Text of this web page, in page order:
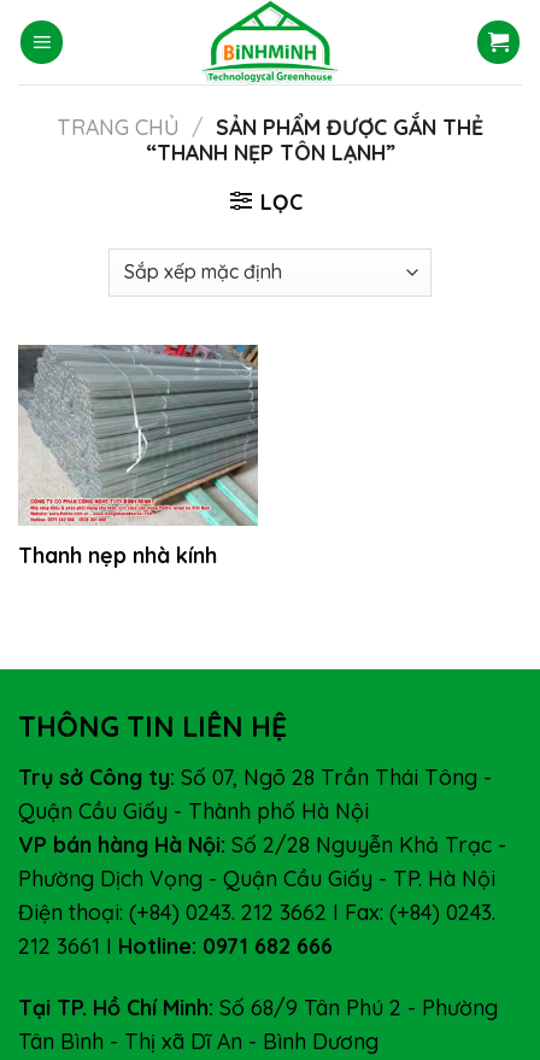
Skip
content
TRANG CHỦ / SẢN PHẨM ĐƯỢC GẮN THẺ
“THANH NẸP TÔN LẠNH”
LỌC
Thanh nẹp nhà kính
THÔNG TIN LIÊN HỆ
Trụ sở Công ty: Số 07, Ngõ 28 Trần Thái Tông -
Quận Cầu Giấy - Thành phố Hà Nội
VP bán hàng Hà Nội: Số 2/28 Nguyễn Khả Trạc -
Phường Dịch Vọng - Quận Cầu Giấy - TP. Hà Nội
Điện thoại: (+84) 0243. 212 3662 I Fax: (+84) 0243.
212 3661 I Hotline: 0971 682 666
Tại TP. Hồ Chí Minh: Số 68/9 Tân Phú 2 - Phường
Tân Bình - Thị xã Dĩ An - Bình Dương